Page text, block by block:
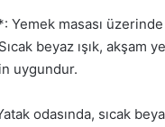
Yemek masası
beyaz ışık, akşam
uygundur.
odasında, sıcak